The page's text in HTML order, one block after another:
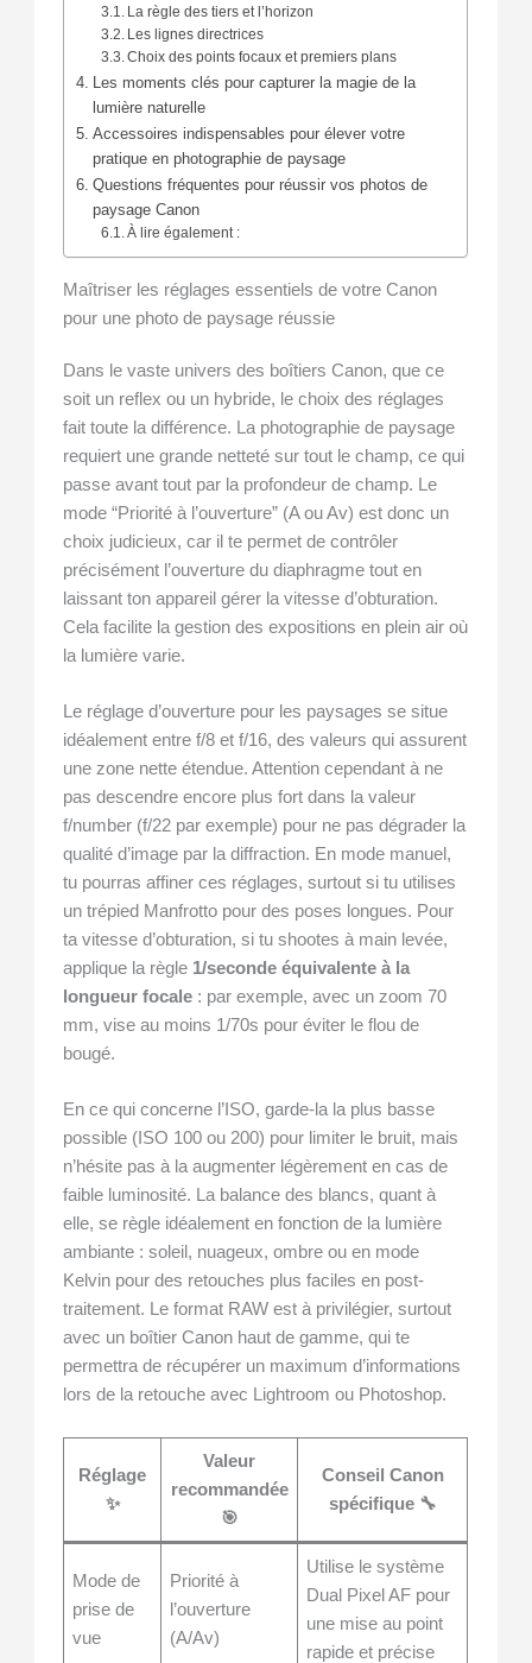
La règle des tiers et l’horizon
Les lignes directrices
Choix des points focaux et premiers plans
Les moments clés pour capturer la magie de la
lumière naturelle
Accessoires indispensables pour élever votre
pratique en photographie de paysage
Questions fréquentes pour réussir vos photos de
paysage Canon
À lire également :
Maîtriser les réglages essentiels de votre Canon
pour une photo de paysage réussie
Dans le vaste univers des boîtiers Canon, que ce
soit un reflex ou un hybride, le choix des réglages
fait toute la différence. La photographie de paysage
requiert une grande netteté sur tout le champ, ce qui
passe avant tout par la profondeur de champ. Le
mode “Priorité à l’ouverture” (A ou Av) est donc un
choix judicieux, car il te permet de contrôler
précisément l’ouverture du diaphragme tout en
laissant ton appareil gérer la vitesse d’obturation.
Cela facilite la gestion des expositions en plein air où
la lumière varie.
Le réglage d’ouverture pour les paysages se situe
idéalement entre f/8 et f/16, des valeurs qui assurent
une zone nette étendue. Attention cependant à ne
pas descendre encore plus fort dans la valeur
f/number (f/22 par exemple) pour ne pas dégrader la
qualité d’image par la diffraction. En mode manuel,
tu pourras affiner ces réglages, surtout si tu utilises
un trépied Manfrotto pour des poses longues. Pour
ta vitesse d’obturation, si tu shootes à main levée,
applique la règle 1/seconde équivalente à la
longueur focale : par exemple, avec un zoom 70
mm, vise au moins 1/70s pour éviter le flou de
bougé.
En ce qui concerne l’ISO, garde-la la plus basse
possible (ISO 100 ou 200) pour limiter le bruit, mais
n’hésite pas à la augmenter légèrement en cas de
faible luminosité. La balance des blancs, quant à
elle, se règle idéalement en fonction de la lumière
ambiante : soleil, nuageux, ombre ou en mode
Kelvin pour des retouches plus faciles en post-
traitement. Le format RAW est à privilégier, surtout
avec un boîtier Canon haut de gamme, qui te
permettra de récupérer un maximum d’informations
lors de la retouche avec Lightroom ou Photoshop.
Réglage
✨
Valeur
recommandée
🎯
Conseil Canon
spécifique 🔧
Mode de
prise de
vue
Priorité à
l’ouverture
(A/Av)
Utilise le système
Dual Pixel AF pour
une mise au point
rapide et précise